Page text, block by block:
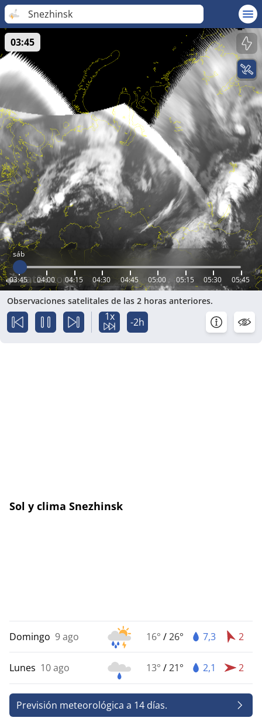
Snezhinsk
sáb
03:45 04:00 04:15 04:30 04:45 05:00 05:15 05:30 05:45
03:45
Observaciones satelitales de las 2 horas anteriores.
1x -2h
Sol y clima Snezhinsk
Domingo 9 ago 16° /26° 7,3 2
Lunes 10 ago 13° /21° 2,1 2
Previsión meteorológica a 14 días.